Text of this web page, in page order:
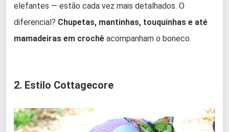
elefantes — estão cada vez mais detalhados. O
diferencial? Chupetas, mantinhas, touquinhas e até
mamadeiras em crochê acompanham o boneco.
2. Estilo Cottagecore